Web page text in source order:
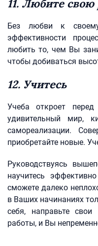
11. Любите свою
Без любви к
эффективности
любить то, чем Вы
чтобы добиваться
12. Учитесь
Учеба откроет
удивительный мир,
самореализации.
приобретайте новые.
Руководствуясь
научитесь
сможете далеко
в Ваших начинаниях
себя, направьте
работы, и Вы